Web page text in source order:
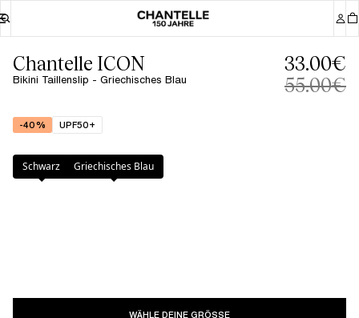
Chantelle ICON
Bikini Taillenslip - Griechisches Blau
33.00€
55.00€
-40% UPF50+
Farbe: Griechisches Blau
Schwarz Griechisches Blau
WÄHLE DEINE GRÖSSE